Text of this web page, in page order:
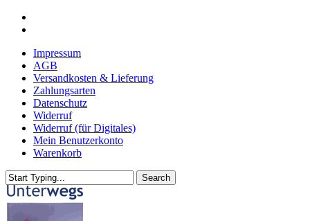
Skip
contentImpressum
AGB
Versandkosten & Lieferung
Zahlungsarten
Datenschutz
Widerruf
Widerruf (für Digitales)
Mein Benutzerkonto
Warenkorb
Search
Close
Search